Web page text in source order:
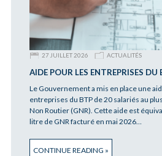
27 JUILLET 2026 ACTUALITÉS
AIDE POUR LES ENTREPRISES DU
Le Gouvernement a mis en place une
entreprises du BTP de 20 salariés au
Non Routier (GNR). Cette aide est
litre de GNR facturé en mai 2026…
CONTINUE READING »